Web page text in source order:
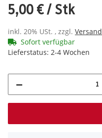
5,00 €/ Stk
inkl. 20% USt. , zzgl. Versand
Sofort verfügbar
Lieferstatus: 2-4 Wochen